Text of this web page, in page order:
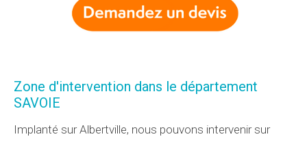
Zone d'intervention dans le département
SAVOIE
Implanté sur Albertville, nous pouvons intervenir sur